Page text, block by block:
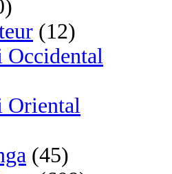
(12)
Occidental
Oriental
(45)